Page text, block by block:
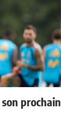
prochain